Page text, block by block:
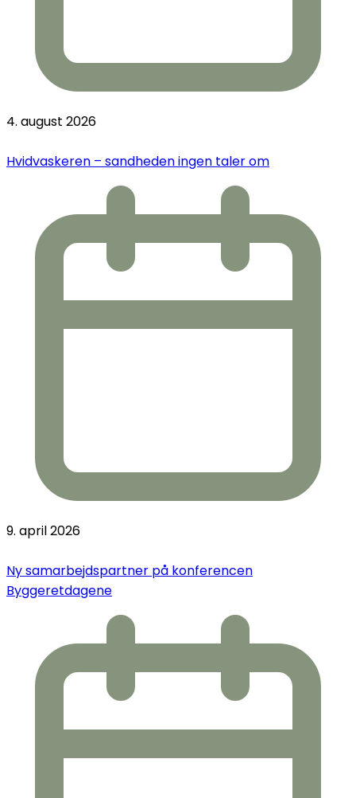
4. august 2026
Hvidvaskeren – sandheden ingen taler om
9. april 2026
Ny samarbejdspartner på konferencen
Byggeretdagene